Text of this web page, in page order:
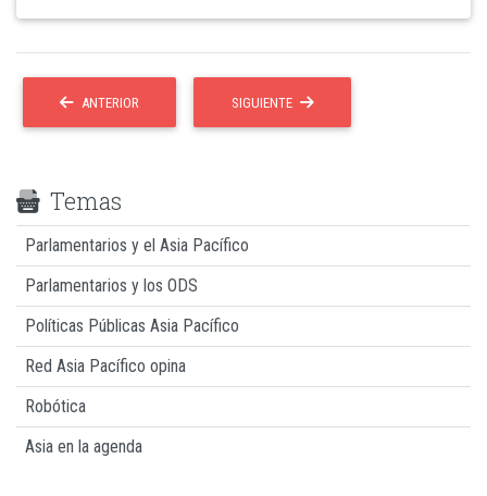
ANTERIOR SIGUIENTE
Temas
Parlamentarios y el Asia Pacífico
Parlamentarios y los ODS
Políticas Públicas Asia Pacífico
Red Asia Pacífico opina
Robótica
Asia en la agenda